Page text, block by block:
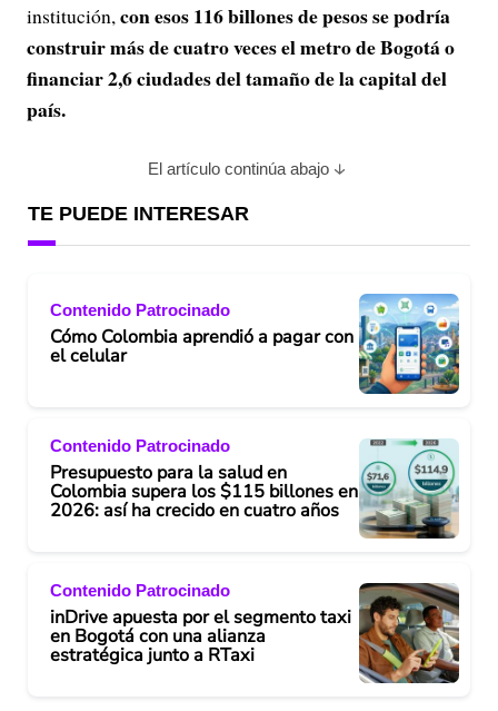
institución,con esos 116 billones de pesos se podría
construir más de cuatro veces el metro de Bogotá o
financiar 2,6 ciudades del tamaño de la capital del
país.
El artículo continúa abajo
TE PUEDE INTERESAR
Contenido Patrocinado
Cómo Colombia aprendió a pagar con
el celular
Contenido Patrocinado
Presupuesto para la salud en
Colombia supera los $115 billones en
2026: así ha crecido en cuatro años
Contenido Patrocinado
inDrive apuesta por el segmento taxi
en Bogotá con una alianza
estratégica junto a RTaxi